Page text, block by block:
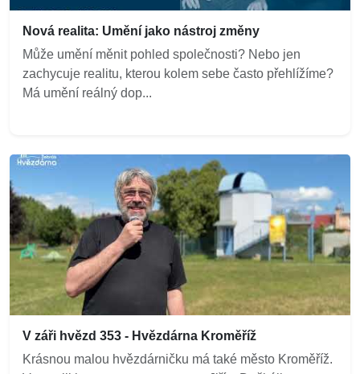
Nová realita: Umění jako nástroj změny
Může umění měnit pohled společnosti? Nebo jen
zachycuje realitu, kterou kolem sebe často přehlížíme?
Má umění reálný dop...
V záři hvězd 353 - Hvězdárna Kroměříž
Krásnou malou hvězdárničku má také město Kroměříž.